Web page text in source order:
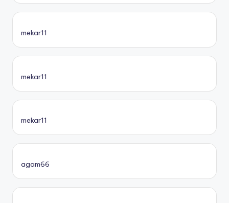
mekar11
mekar11
mekar11
agam66